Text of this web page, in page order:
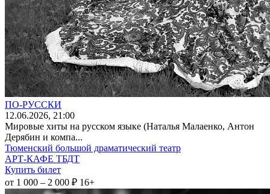
ПО-РУССКИ
12.06.2026, 21:00
Мировые хиты на русском языке (Наталья Малаенко, Антон
Дерябин и компа...
Тюменский большой драматический театр
АРТ-КАФЕ ТБДТ
Купить билет
от 1 000 – 2 000 ₽ 16+